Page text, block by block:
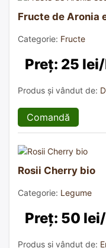
Fructe de Aronia
Categorie: Fructe
Preț: 25
Produs și vândut de:
Comandă
Rosii Cherry bio
Categorie: Legume
Preț: 50
Produs și vândut de: